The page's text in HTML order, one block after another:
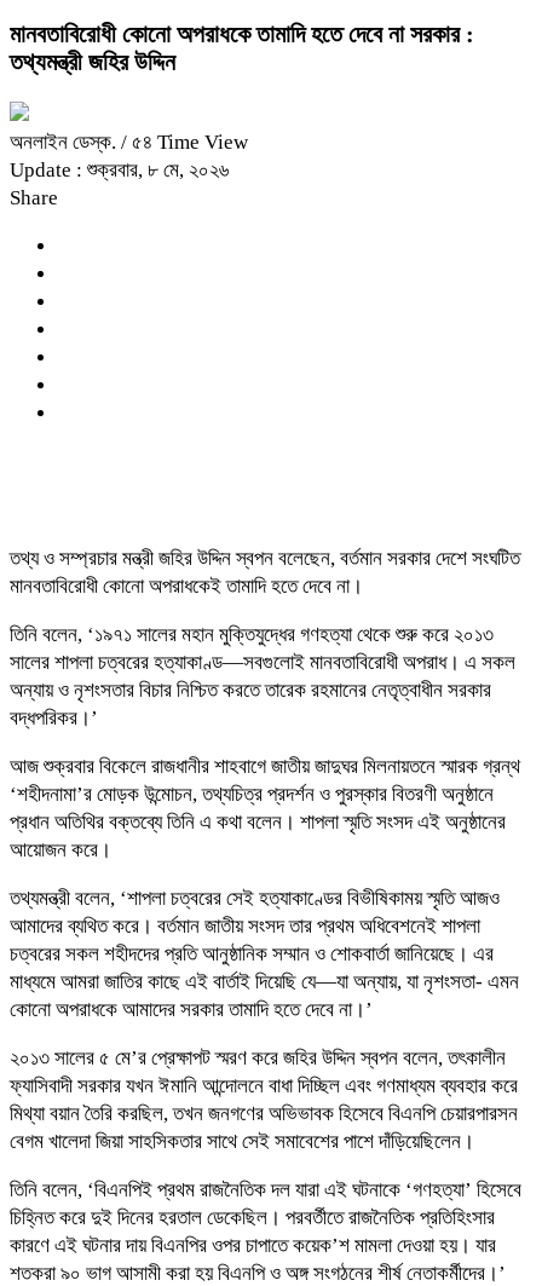
মানবতাবিরোধী কোনো অপরাধকে তামাদি হতে দেবে না সরকার :
তথ্যমন্ত্রী জহির উদ্দিন
অনলাইন ডেস্ক. / ৫৪ Time View
Update : শুক্রবার, ৮ মে, ২০২৬
Share
তথ্য ও সম্প্রচার মন্ত্রী জহির উদ্দিন স্বপন বলেছেন, বর্তমান সরকার দেশে সংঘটিত
মানবতাবিরোধী কোনো অপরাধকেই তামাদি হতে দেবে না।
তিনি বলেন, ‘১৯৭১ সালের মহান মুক্তিযুদ্ধের গণহত্যা থেকে শুরু করে ২০১৩
সালের শাপলা চত্বরের হত্যাকাণ্ড—সবগুলোই মানবতাবিরোধী অপরাধ। এ সকল
অন্যায় ও নৃশংসতার বিচার নিশ্চিত করতে তারেক রহমানের নেতৃত্বাধীন সরকার
বদ্ধপরিকর।’
আজ শুক্রবার বিকেলে রাজধানীর শাহবাগে জাতীয় জাদুঘর মিলনায়তনে স্মারক গ্রন্থ
‘শহীদনামা’র মোড়ক উন্মোচন, তথ্যচিত্র প্রদর্শন ও পুরস্কার বিতরণী অনুষ্ঠানে
প্রধান অতিথির বক্তব্যে তিনি এ কথা বলেন। শাপলা স্মৃতি সংসদ এই অনুষ্ঠানের
আয়োজন করে।
তথ্যমন্ত্রী বলেন, ‘শাপলা চত্বরের সেই হত্যাকাণ্ডের বিভীষিকাময় স্মৃতি আজও
আমাদের ব্যথিত করে। বর্তমান জাতীয় সংসদ তার প্রথম অধিবেশনেই শাপলা
চত্বরের সকল শহীদদের প্রতি আনুষ্ঠানিক সম্মান ও শোকবার্তা জানিয়েছে। এর
মাধ্যমে আমরা জাতির কাছে এই বার্তাই দিয়েছি যে—যা অন্যায়, যা নৃশংসতা- এমন
কোনো অপরাধকে আমাদের সরকার তামাদি হতে দেবে না।’
২০১৩ সালের ৫ মে’র প্রেক্ষাপট স্মরণ করে জহির উদ্দিন স্বপন বলেন, তৎকালীন
ফ্যাসিবাদী সরকার যখন ঈমানি আন্দোলনে বাধা দিচ্ছিল এবং গণমাধ্যম ব্যবহার করে
মিথ্যা বয়ান তৈরি করছিল, তখন জনগণের অভিভাবক হিসেবে বিএনপি চেয়ারপারসন
বেগম খালেদা জিয়া সাহসিকতার সাথে সেই সমাবেশের পাশে দাঁড়িয়েছিলেন।
তিনি বলেন, ‘বিএনপিই প্রথম রাজনৈতিক দল যারা এই ঘটনাকে ‘গণহত্যা’ হিসেবে
চিহ্নিত করে দুই দিনের হরতাল ডেকেছিল। পরবর্তীতে রাজনৈতিক প্রতিহিংসার
কারণে এই ঘটনার দায় বিএনপির ওপর চাপাতে কয়েক’শ মামলা দেওয়া হয়। যার
শতকরা ৯০ ভাগ আসামী করা হয় বিএনপি ও অঙ্গ সংগঠনের শীর্ষ নেতাকর্মীদের।’